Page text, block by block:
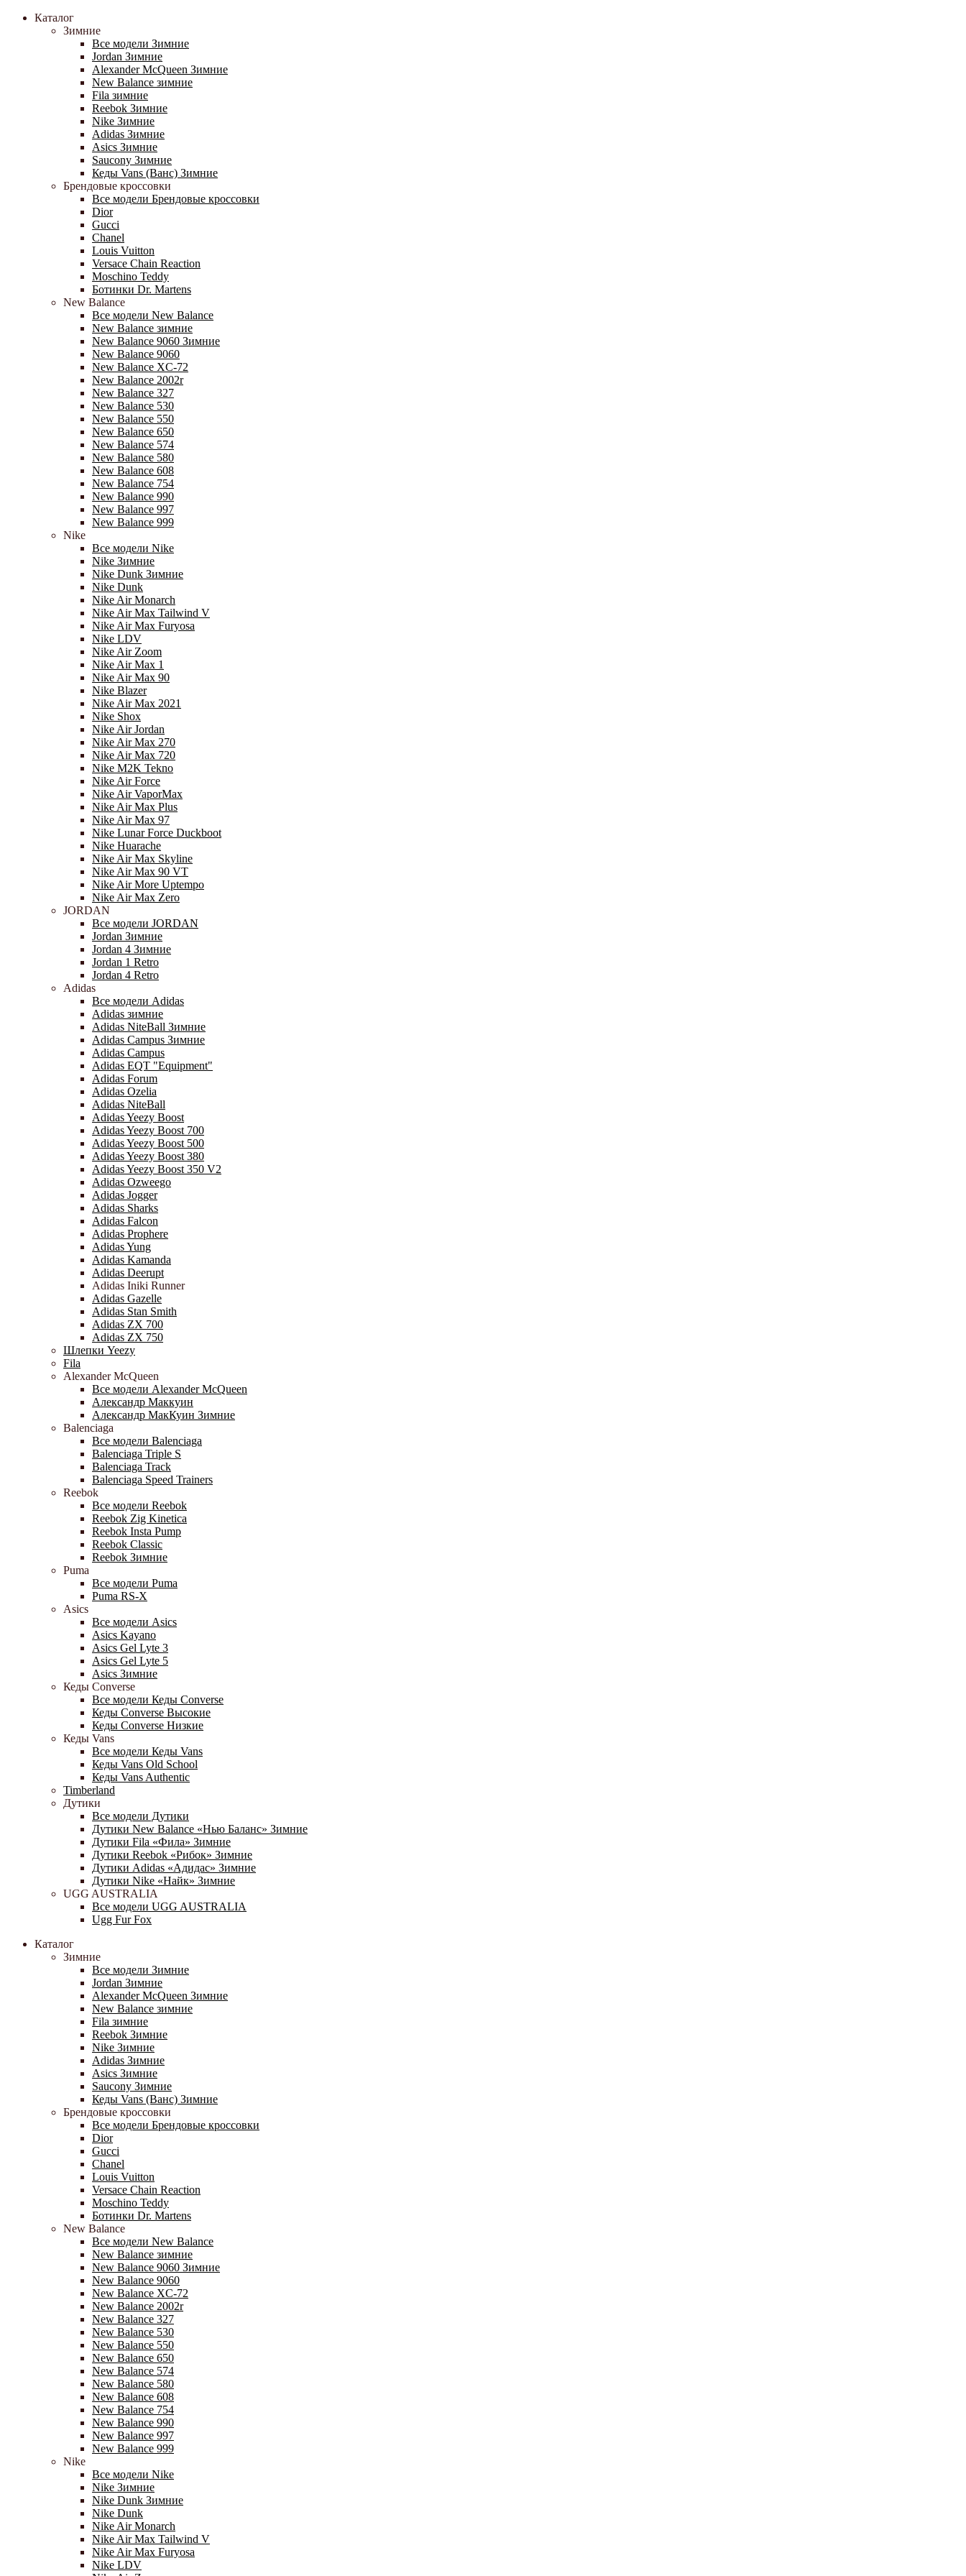
Каталог
Зимние
Все модели Зимние
Jordan Зимние
Alexander McQueen Зимние
New Balance зимние
Fila зимние
Reebok Зимние
Nike Зимние
Adidas Зимние
Asics Зимние
Saucony Зимние
Кеды Vans (Ванс) Зимние
Брендовые кроссовки
Все модели Брендовые кроссовки
Dior
Gucci
Chanel
Louis Vuitton
Versace Chain Reaction
Moschino Teddy
Ботинки Dr. Martens
New Balance
Все модели New Balance
New Balance зимние
New Balance 9060 Зимние
New Balance 9060
New Balance XC-72
New Balance 2002r
New Balance 327
New Balance 530
New Balance 550
New Balance 650
New Balance 574
New Balance 580
New Balance 608
New Balance 754
New Balance 990
New Balance 997
New Balance 999
Nike
Все модели Nike
Nike Зимние
Nike Dunk Зимние
Nike Dunk
Nike Air Monarch
Nike Air Max Tailwind V
Nike Air Max Furyosa
Nike LDV
Nike Air Zoom
Nike Air Max 1
Nike Air Max 90
Nike Blazer
Nike Air Max 2021
Nike Shox
Nike Air Jordan
Nike Air Max 270
Nike Air Max 720
Nike M2K Tekno
Nike Air Force
Nike Air VaporMax
Nike Air Max Plus
Nike Air Max 97
Nike Lunar Force Duckboot
Nike Huarache
Nike Air Max Skyline
Nike Air Max 90 VT
Nike Air More Uptempo
Nike Air Max Zero
JORDAN
Все модели JORDAN
Jordan Зимние
Jordan 4 Зимние
Jordan 1 Retro
Jordan 4 Retro
Adidas
Все модели Adidas
Adidas зимние
Adidas NiteBall Зимние
Adidas Campus Зимние
Adidas Campus
Adidas EQT "Equipment"
Adidas Forum
Adidas Ozelia
Adidas NiteBall
Adidas Yeezy Boost
Adidas Yeezy Boost 700
Adidas Yeezy Boost 500
Adidas Yeezy Boost 380
Adidas Yeezy Boost 350 V2
Adidas Ozweego
Adidas Jogger
Adidas Sharks
Adidas Falcon
Adidas Prophere
Adidas Yung
Adidas Kamanda
Adidas Deerupt
Adidas Iniki Runner
Adidas Gazelle
Adidas Stan Smith
Adidas ZX 700
Adidas ZX 750
Шлепки Yeezy
Fila
Alexander McQueen
Все модели Alexander McQueen
Александр Маккуин
Александр МакКуин Зимние
Balenciaga
Все модели Balenciaga
Balenciaga Triple S
Balenciaga Track
Balenciaga Speed Trainers
Reebok
Все модели Reebok
Reebok Zig Kinetica
Reebok Insta Pump
Reebok Classic
Reebok Зимние
Puma
Все модели Puma
Puma RS-X
Asics
Все модели Asics
Asics Kayano
Asics Gel Lyte 3
Asics Gel Lyte 5
Asics Зимние
Кеды Converse
Все модели Кеды Converse
Кеды Converse Высокие
Кеды Converse Низкие
Кеды Vans
Все модели Кеды Vans
Кеды Vans Old School
Кеды Vans Authentic
Timberland
Дутики
Все модели Дутики
Дутики New Balance «Нью Баланс» Зимние
Дутики Fila «Фила» Зимние
Дутики Reebok «Рибок» Зимние
Дутики Adidas «Адидас» Зимние
Дутики Nike «Найк» Зимние
UGG AUSTRALIA
Все модели UGG AUSTRALIA
Ugg Fur Fox
Каталог
Зимние
Все модели Зимние
Jordan Зимние
Alexander McQueen Зимние
New Balance зимние
Fila зимние
Reebok Зимние
Nike Зимние
Adidas Зимние
Asics Зимние
Saucony Зимние
Кеды Vans (Ванс) Зимние
Брендовые кроссовки
Все модели Брендовые кроссовки
Dior
Gucci
Chanel
Louis Vuitton
Versace Chain Reaction
Moschino Teddy
Ботинки Dr. Martens
New Balance
Все модели New Balance
New Balance зимние
New Balance 9060 Зимние
New Balance 9060
New Balance XC-72
New Balance 2002r
New Balance 327
New Balance 530
New Balance 550
New Balance 650
New Balance 574
New Balance 580
New Balance 608
New Balance 754
New Balance 990
New Balance 997
New Balance 999
Nike
Все модели Nike
Nike Зимние
Nike Dunk Зимние
Nike Dunk
Nike Air Monarch
Nike Air Max Tailwind V
Nike Air Max Furyosa
Nike LDV